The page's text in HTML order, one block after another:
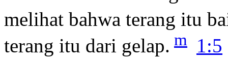
melihat bahwa terang itu
terang itu dari gelap. m 1:5